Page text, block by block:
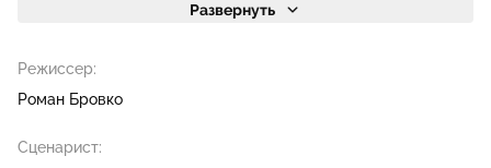
Развернуть
Режиссер:
Роман Бровко
Сценарист: